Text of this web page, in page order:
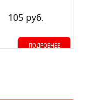
Цвет: Белый
105 руб.
ПОДРОБНЕЕ